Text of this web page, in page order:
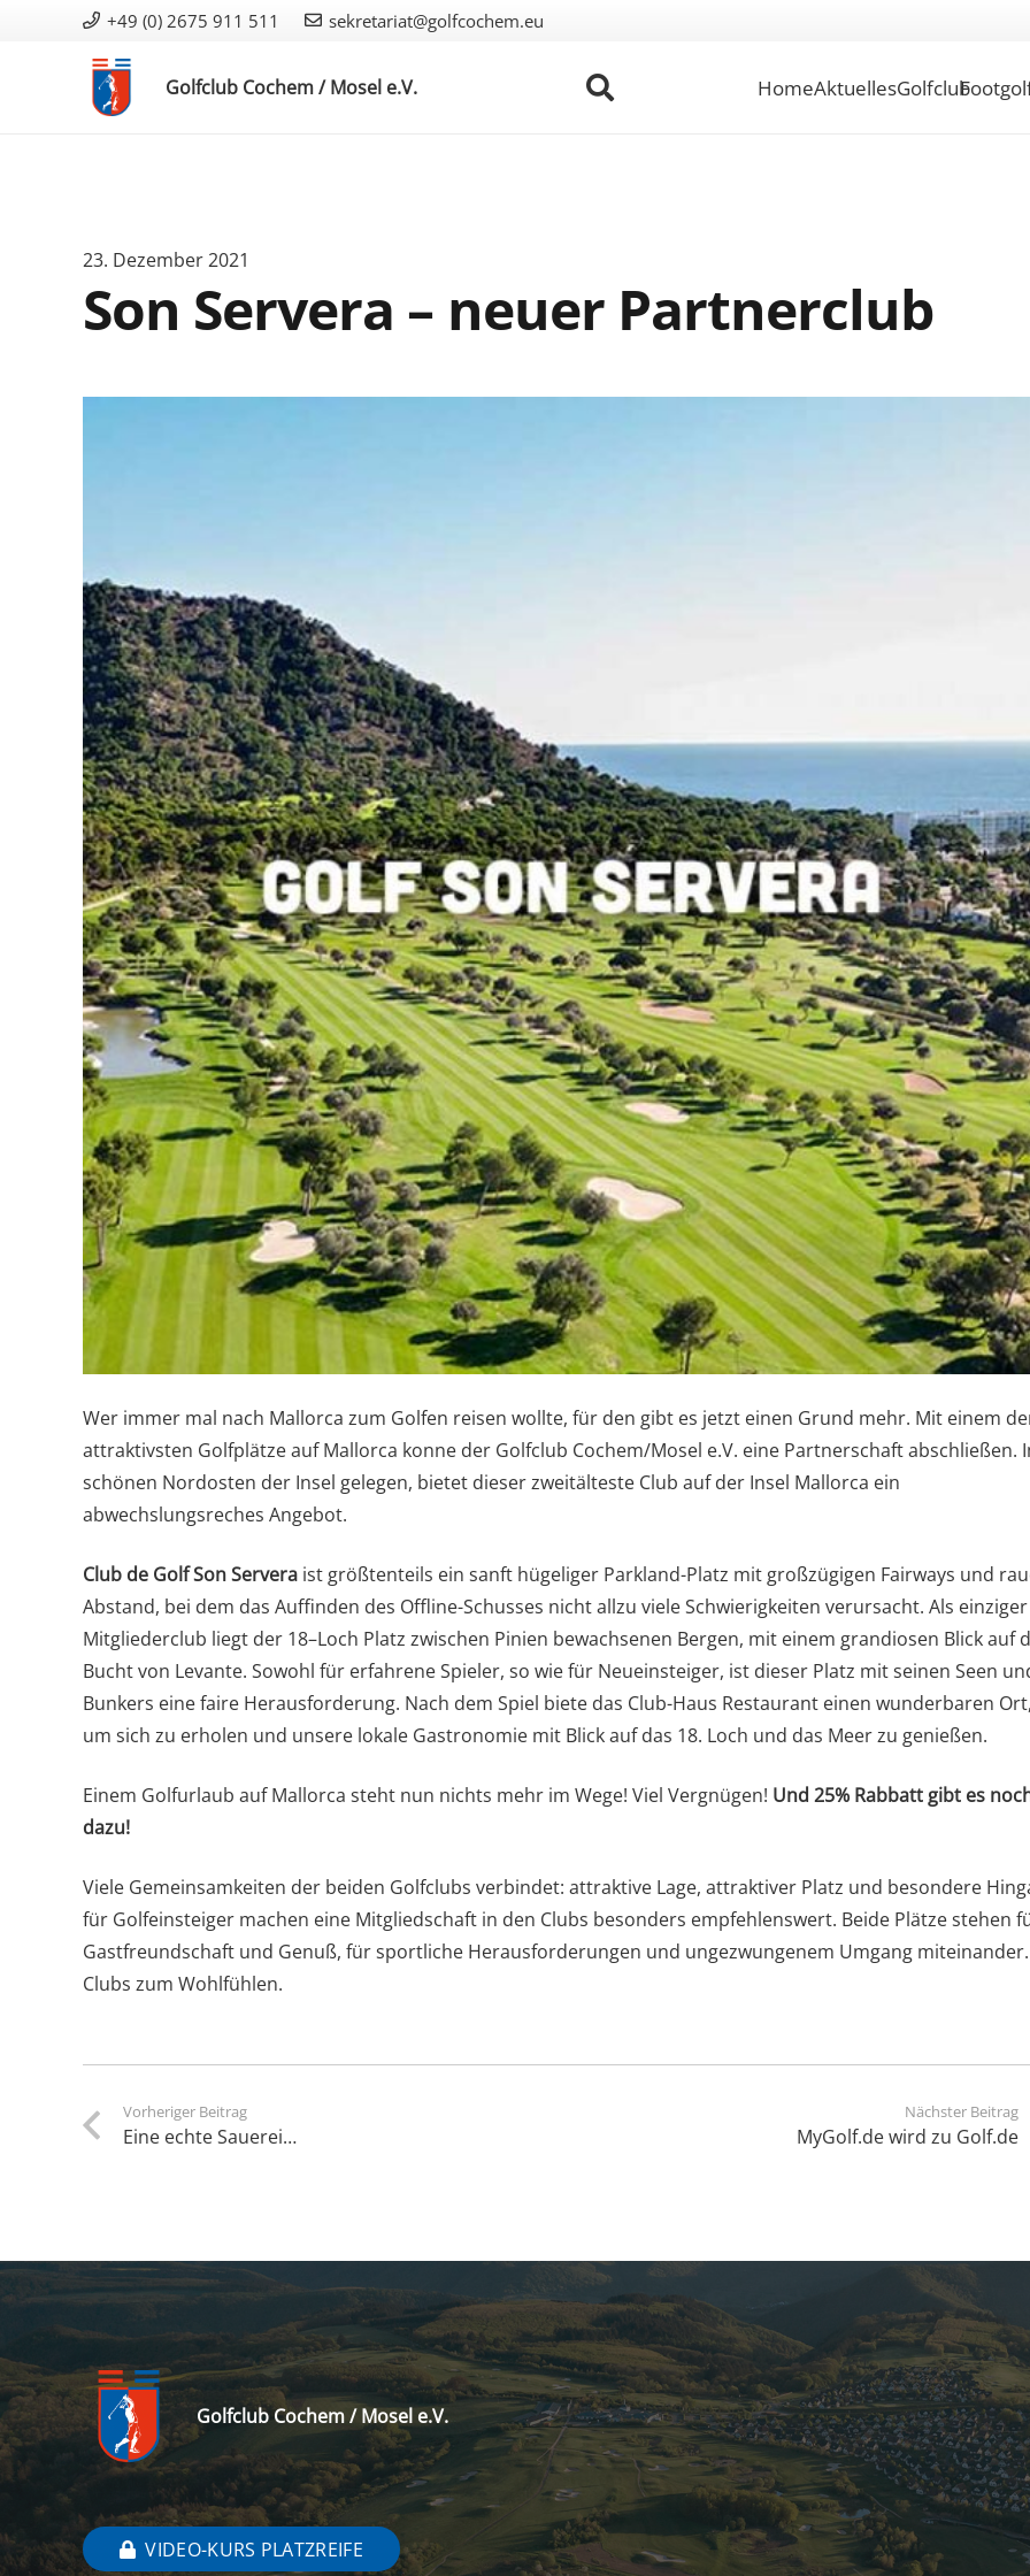
+49 (0) 2675 911 511 sekretariat@golfcochem.eu
Golfclub Cochem / Mosel e.V. HomeAktuellesGolfclub
23. Dezember 2021
Son Servera – neuer Partnerclub
Wer immer mal nach Mallorca zum Golfen reisen wollte, für den gibt es jetzt einen Grund mehr. Mit einem
attraktivsten Golfplätze auf Mallorca konne der Golfclub Cochem/Mosel e.V. eine Partnerschaft abschließen.
schönen Nordosten der Insel gelegen, bietet dieser zweitälteste Club auf der Insel Mallorca ein
abwechslungsreches Angebot.
Club de Golf Son Servera ist größtenteils ein sanft hügeliger Parkland-Platz mit großzügigen Fairways und
Abstand, bei dem das Auffinden des Offline-Schusses nicht allzu viele Schwierigkeiten verursacht. Als einziger
Mitgliederclub liegt der 18–Loch Platz zwischen Pinien bewachsenen Bergen, mit einem grandiosen Blick auf
Bucht von Levante. Sowohl für erfahrene Spieler, so wie für Neueinsteiger, ist dieser Platz mit seinen Seen
Bunkers eine faire Herausforderung. Nach dem Spiel biete das Club-Haus Restaurant einen wunderbaren Ort,
um sich zu erholen und unsere lokale Gastronomie mit Blick auf das 18. Loch und das Meer zu genießen.
Einem Golfurlaub auf Mallorca steht nun nichts mehr im Wege! Viel Vergnügen! Und 25% Rabbatt gibt es
dazu!
Viele Gemeinsamkeiten der beiden Golfclubs verbindet: attraktive Lage, attraktiver Platz und besondere
für Golfeinsteiger machen eine Mitgliedschaft in den Clubs besonders empfehlenswert. Beide Plätze stehen
Gastfreundschaft und Genuß, für sportliche Herausforderungen und ungezwungenem Umgang miteinander.
Clubs zum Wohlfühlen.
Vorheriger Beitrag
Eine echte Sauerei…
Nächster Beitrag
MyGolf.de wird zu Golf.de
Golfclub Cochem / Mosel e.V.
VIDEO-KURS PLATZREIFE